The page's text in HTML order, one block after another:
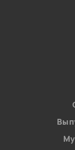
персональных
Введите